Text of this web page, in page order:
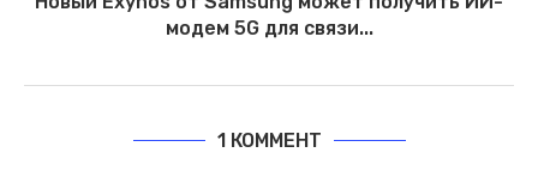
модем 5G для связи...
1 КОММЕНТ